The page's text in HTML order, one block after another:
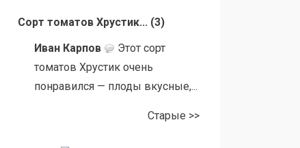
Сорт томатов Хрустик... (3)
Иван Карпов
Этот сорт
томатов Хрустик очень
понравился — плоды вкусные,...
Старые >>